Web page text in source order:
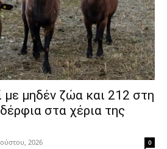
μηδέν ζώα και 212 στη
στα χέρια της
2026 0